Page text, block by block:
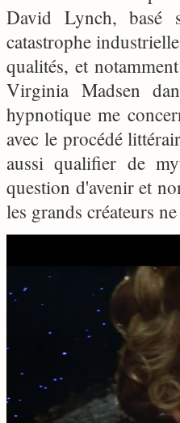
David Lynch, basé
catastrophe
qualités, et
Virginia Madsen
hypnotique me
avec le procédé
aussi qualifier de
question d'avenir et
les grands créateurs